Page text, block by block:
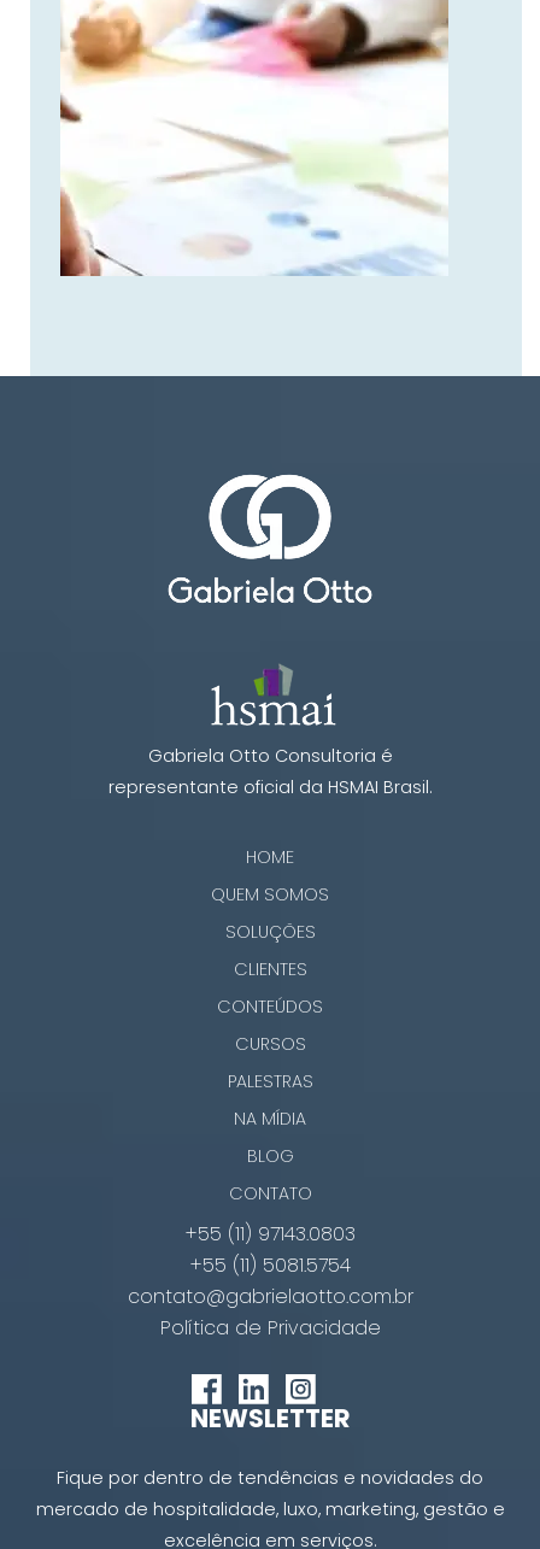
Gabriela Otto Consultoria é
representante oficial da HSMAI Brasil.
HOME
QUEM SOMOS
SOLUÇÕES
CLIENTES
CONTEÚDOS
CURSOS
PALESTRAS
NA MÍDIA
BLOG
CONTATO
+55 (11) 97143.0803
+55 (11) 5081.5754
contato@gabrielaotto.com.br
Política de Privacidade
NEWSLETTER
Fique por dentro de tendências e novidades do
mercado de hospitalidade, luxo, marketing, gestão e
excelência em serviços.